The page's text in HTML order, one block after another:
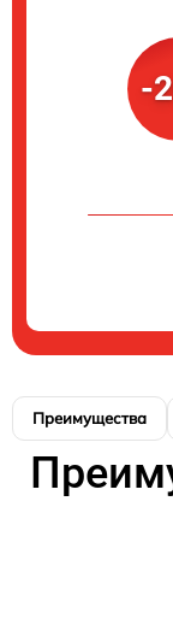
-
Преимущества